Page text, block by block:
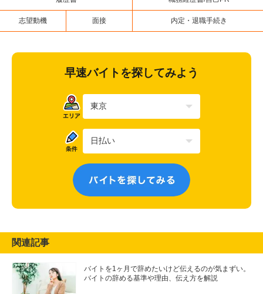
志望動機 面接 内定・退職手続き
早速バイトを探してみよう
関連記事
バイトを1ヶ月で辞めたいけど伝えるのが気まずい。
バイトの辞める基準や理由、伝え方を解説